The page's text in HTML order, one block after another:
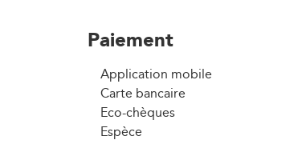
Paiement
Application mobile
Carte bancaire
Eco-chèques
Espèce